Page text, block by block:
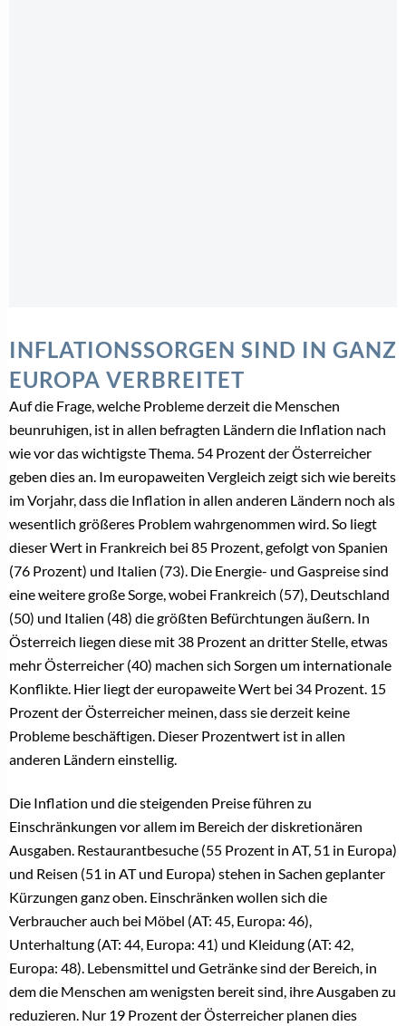
INFLATIONSSORGEN SIND IN GANZ
EUROPA VERBREITET
Auf die Frage, welche Probleme derzeit die Menschen
beunruhigen, ist in allen befragten Ländern die Inflation nach
wie vor das wichtigste Thema. 54 Prozent der Österreicher
geben dies an. Im europaweiten Vergleich zeigt sich wie bereits
im Vorjahr, dass die Inflation in allen anderen Ländern noch als
wesentlich größeres Problem wahrgenommen wird. So liegt
dieser Wert in Frankreich bei 85 Prozent, gefolgt von Spanien
(76 Prozent) und Italien (73). Die Energie- und Gaspreise sind
eine weitere große Sorge, wobei Frankreich (57), Deutschland
(50) und Italien (48) die größten Befürchtungen äußern. In
Österreich liegen diese mit 38 Prozent an dritter Stelle, etwas
mehr Österreicher (40) machen sich Sorgen um internationale
Konflikte. Hier liegt der europaweite Wert bei 34 Prozent. 15
Prozent der Österreicher meinen, dass sie derzeit keine
Probleme beschäftigen. Dieser Prozentwert ist in allen
anderen Ländern einstellig.
Die Inflation und die steigenden Preise führen zu
Einschränkungen vor allem im Bereich der diskretionären
Ausgaben. Restaurantbesuche (55 Prozent in AT, 51 in Europa)
und Reisen (51 in AT und Europa) stehen in Sachen geplanter
Kürzungen ganz oben. Einschränken wollen sich die
Verbraucher auch bei Möbel (AT: 45, Europa: 46),
Unterhaltung (AT: 44, Europa: 41) und Kleidung (AT: 42,
Europa: 48). Lebensmittel und Getränke sind der Bereich, in
dem die Menschen am wenigsten bereit sind, ihre Ausgaben zu
reduzieren. Nur 19 Prozent der Österreicher planen dies